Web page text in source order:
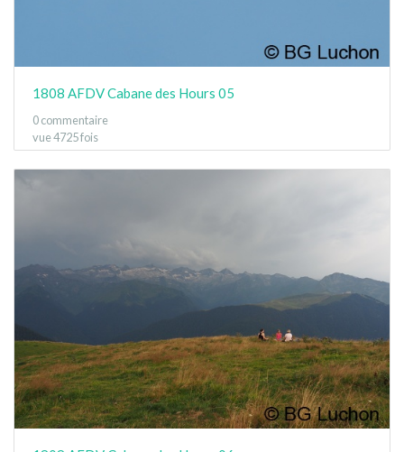
1808 AFDV Cabane des Hours 05
0 commentaire
vue 4725 fois